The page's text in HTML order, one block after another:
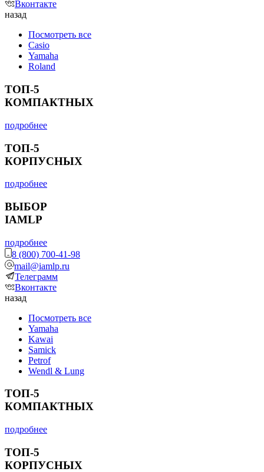
Вконтакте
назад
Посмотреть все
Casio
Yamaha
Roland
ТОП-5
КОМПАКТНЫХ
подробнее
ТОП-5
КОРПУСНЫХ
подробнее
ВЫБОР
IAMLP
подробнее
8 (800) 700-41-98
mail@iamlp.ru
Телеграмм
Вконтакте
назад
Посмотреть все
Yamaha
Kawai
Samick
Petrof
Wendl & Lung
ТОП-5
КОМПАКТНЫХ
подробнее
ТОП-5
КОРПУСНЫХ